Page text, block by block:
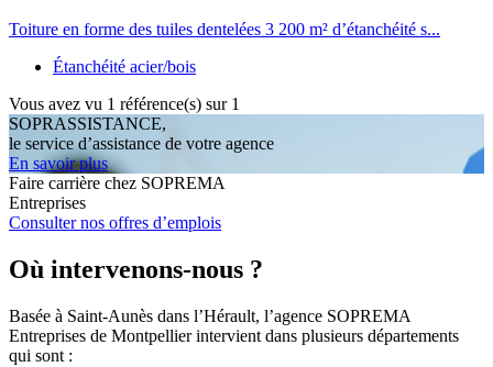
Toiture en forme des tuiles dentelées 3 200 m² d’étanchéité s...
Étanchéité acier/bois
Vous avez vu 1 référence(s) sur 1
SOPRASSISTANCE,
le service d’assistance de votre agence
En savoir plus
Faire carrière chez SOPREMA
Entreprises
Consulter nos offres d’emplois
Où intervenons-nous ?
Basée à Saint-Aunès dans l’Hérault, l’agence SOPREMA
Entreprises de Montpellier intervient dans plusieurs départements
qui sont :